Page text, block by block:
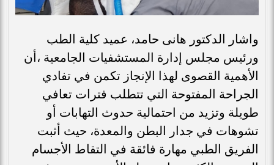
واشار الدكتور هانى حامد، عميد كلية الطب
ورئيس مجلس إدارة المستشفيات الجامعية ،أن
الأهمية القصوى لهذا الإنجاز تكمن في تفادي
الجراحة المفتوحة التي تتطلب فترات تعافي
طويلة وتزيد من احتمالية حدوث التهابات أو
تشوهات في جدار البطن والمعدة، حيث أثبت
الفريق الطبي مهارة فائقة في التقاط الأجسام